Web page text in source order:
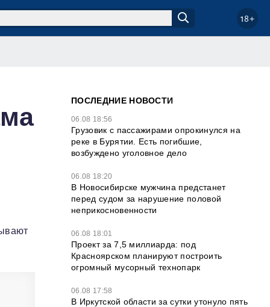
18+
ПОСЛЕДНИЕ НОВОСТИ
06.08 18:56
Грузовик с пассажирами опрокинулся на
реке в Бурятии. Есть погибшие,
возбуждено уголовное дело
06.08 18:20
В Новосибирске мужчина предстанет
перед судом за нарушение половой
неприкосновенности
06.08 18:01
Проект за 7,5 миллиарда: под
Красноярском планируют построить
огромный мусорный технопарк
06.08 17:58
В Иркутской области за сутки утонуло пять